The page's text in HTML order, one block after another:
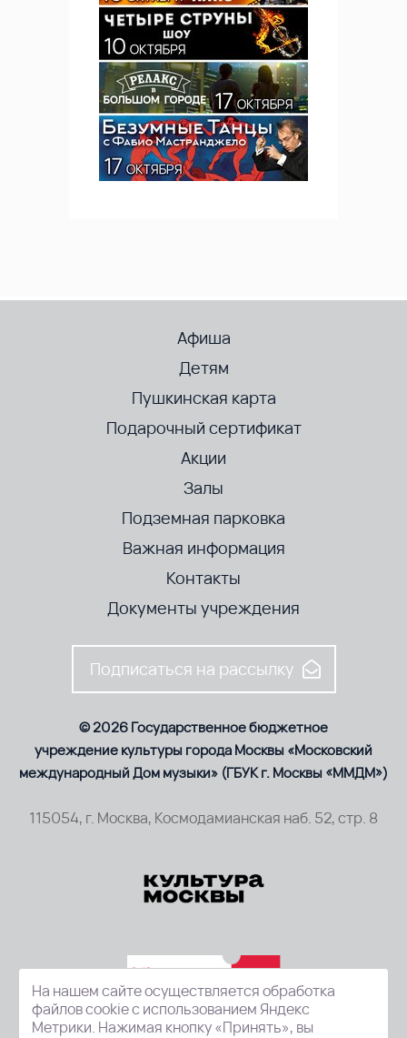
Афиша
Детям
Пушкинская карта
Подарочный сертификат
Акции
Залы
Подземная парковка
Важная информация
Контакты
Документы учреждения
Подписаться на рассылку
© 2026 Государственное бюджетное
учреждение культуры города Москвы «Московский
международный Дом музыки» (ГБУК г. Москвы «ММДМ»)
115054, г. Москва, Космодамианская наб. 52, стр. 8
На нашем сайте осуществляется обработка
файлов cookie с использованием Яндекс
Метрики. Нажимая кнопку «Принять», вы